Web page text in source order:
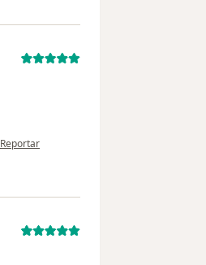
en opinión del usuario Antonio Carrillo Bautista
Reportar